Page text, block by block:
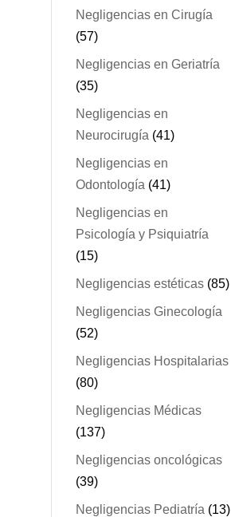
Negligencias en Cirugía
(57)
Negligencias en Geriatría
(35)
Negligencias en
Neurocirugía (41)
Negligencias en
Odontología (41)
Negligencias en
Psicología y Psiquiatría
(15)
Negligencias estéticas (85)
Negligencias Ginecología
(52)
Negligencias Hospitalarias
(80)
Negligencias Médicas
(137)
Negligencias oncológicas
(39)
Negligencias Pediatría (13)